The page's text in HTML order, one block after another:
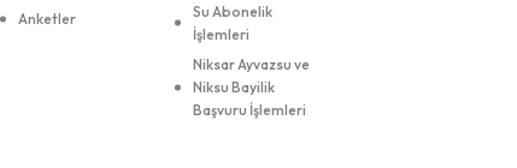
Anketler
Su Abonelik
İşlemleri
Niksar Ayvazsu ve
Niksu Bayilik
Başvuru İşlemleri